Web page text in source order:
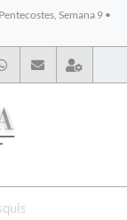
Semana 9 •